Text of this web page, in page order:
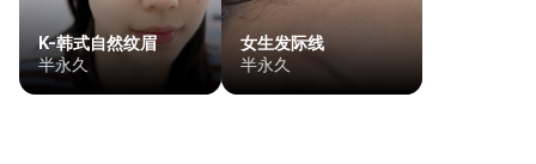
K-韩式自然纹眉
半永久
女生发际线
半永久